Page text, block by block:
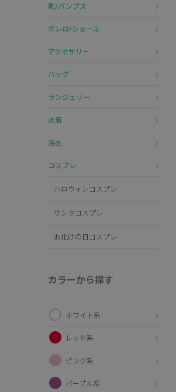
靴/パンプス
ボレロ/ショール
アクセサリー
バッグ
ランジェリー
水着
浴衣
コスプレ
ハロウィンコスプレ
サンタコスプレ
お化けの日コスプレ
カラーから探す
ホワイト系
レッド系
ピンク系
パープル系